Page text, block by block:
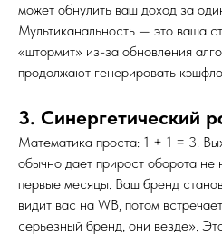
может обнулить ваш доход за
Мультиканальность — это ваша
«штормит» из-за обновления
продолжают генерировать
3. Синергетический
Математика проста: 1 + 1 = 3.
обычно дает прирост оборота
первые месяцы. Ваш бренд
видит вас на WB, потом
серьезный бренд, они везде».